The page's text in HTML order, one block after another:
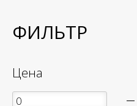
ФИЛЬТР
Цена
—